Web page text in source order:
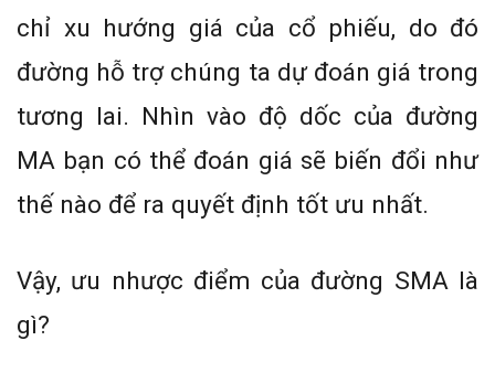
chỉ xu hướng giá của cổ phiếu, do đó
đường hỗ trợ chúng ta dự đoán giá trong
tương lai. Nhìn vào độ dốc của đường
MA bạn có thể đoán giá sẽ biến đổi như
thế nào để ra quyết định tốt ưu nhất.
Vậy, ưu nhược điểm của đường SMA là
gì?